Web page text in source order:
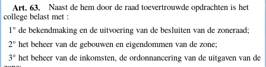
Art. 63.
Naast de hem door de raad toevertrouwde opdrachten is het
college belast met :
1° de bekendmaking en de uitvoering van de besluiten van de zoneraad;
2° het beheer van de gebouwen en eigendommen van de zone;
3° het beheer van de inkomsten, de ordonnancering van de uitgaven van de